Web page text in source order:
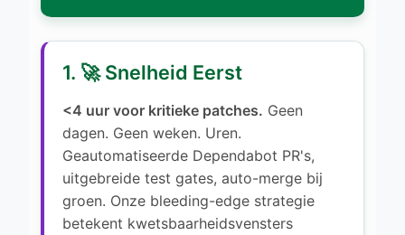
1. 🚀 Snelheid Eerst
<4 uur voor kritieke patches. Geen
dagen. Geen weken. Uren.
Geautomatiseerde Dependabot PR's,
uitgebreide test gates, auto-merge bij
groen. Onze bleeding-edge strategie
betekent kwetsbaarheidsvensters